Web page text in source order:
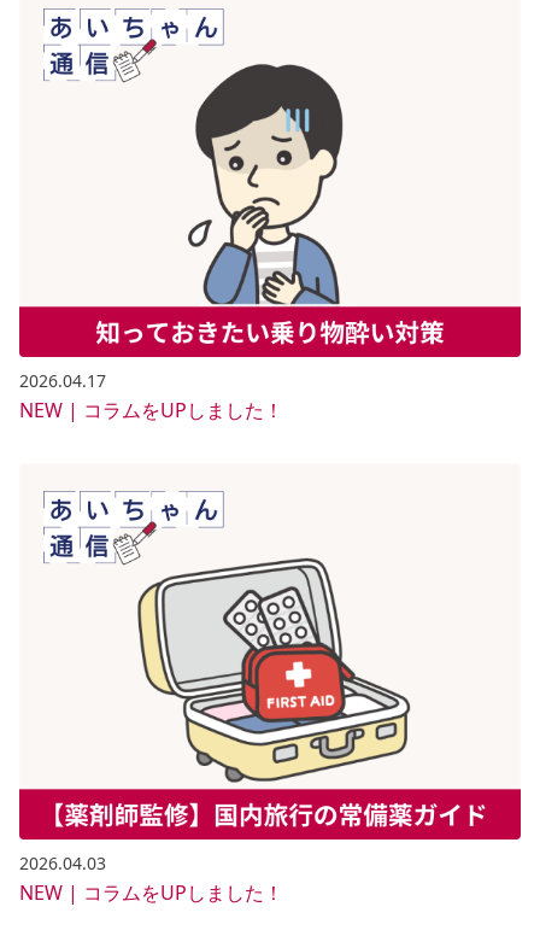
2026.04.17
NEW | コラムをUPしました！
2026.04.03
NEW | コラムをUPしました！